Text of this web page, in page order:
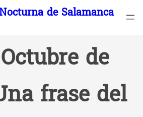
de Salamanca
de
frase del